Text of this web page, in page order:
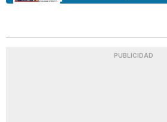
PUBLICIDAD